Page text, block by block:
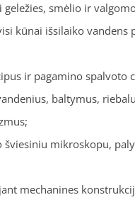
smėlio ir
kūnai išsilaiko vandens
ir pagamino spalvoto
baltymus,
mikroskopu,
mechanines